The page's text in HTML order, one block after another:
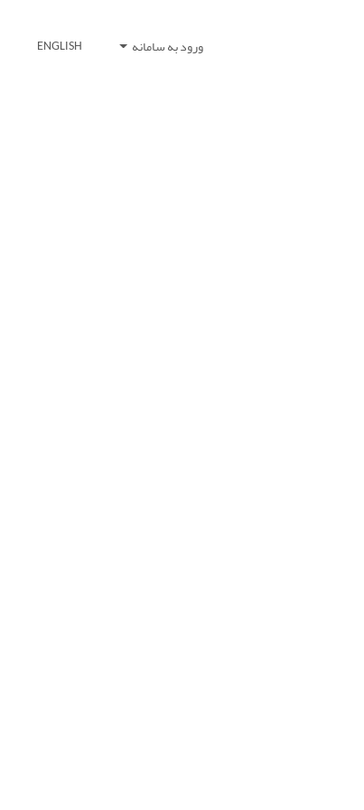
ورود به سامانه ENGLISH